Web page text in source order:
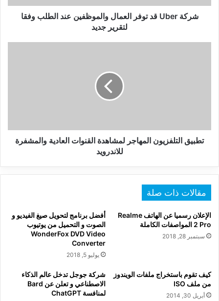
وفقا
لتقرير
شركة Uber قد توفر العمال والموظفين عند الطلب وفقا
لتقرير جديد
تطبيق التلفزيون المهاجر لمشاهدة القنوات العادية والمشفرة
للاندرويد
مقالات ذات صلة
الإعلان رسميا عن الهاتف Realme
2 Pro المواصفات الكاملة
سبتمبر 28, 2018
أفضل برنامج لتحويل صيغ الفيديو و
الصوت و التحميل من يوتيوب
WonderFox DVD Video
Converter
يوليو 5, 2018
كيف تقوم باستخراج ملفات الويندوز
من ملف ISO
أبريل 30, 2014
شركة جوجل تدخل عالم الذكاء
الاصطناعي و تعلن عن Bard
لمنافسة ChatGPT